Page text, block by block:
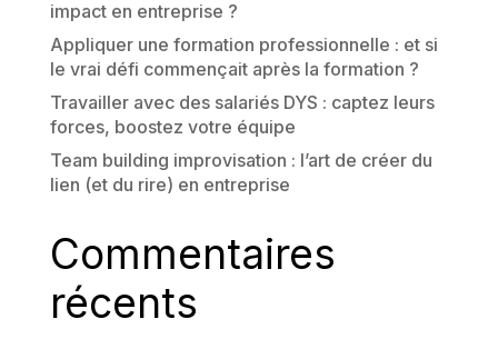
impact en entreprise ?
Appliquer une formation professionnelle : et si
le vrai défi commençait après la formation ?
Travailler avec des salariés DYS : captez leurs
forces, boostez votre équipe
Team building improvisation : l’art de créer du
lien (et du rire) en entreprise
Commentaires
récents